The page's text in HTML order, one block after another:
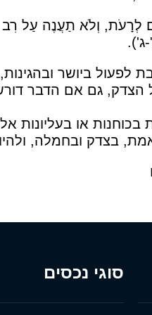
לְרָעֹת, וְלֹא תַעֲנֶה עַל
ג').
לפעול ביושר
הצדק, גם אם הדבר
בכוחנות או בעליונות
בצדק ובחמלה,
סוגי נכסים